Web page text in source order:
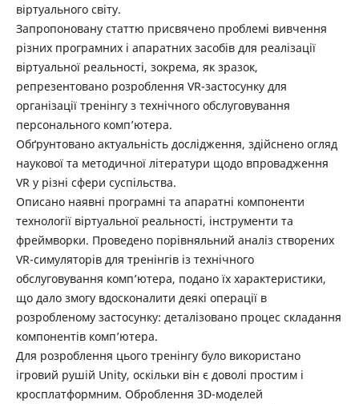
віртуального світу.
Запропоновану статтю присвячено проблемі вивчення
різних програмних і апаратних засобів для реалізації
віртуальної реальності, зокрема, як зразок,
репрезентовано розроблення VR-застосунку для
організації тренінгу з технічного обслуговування
персонального комп’ютера.
Обґрунтовано актуальність дослідження, здійснено огляд
наукової та методичної літератури щодо впровадження
VR у різні сфери суспільства.
Описано наявні програмні та апаратні компоненти
технології віртуальної реальності, інструменти та
фреймворки. Проведено порівняльний аналіз створених
VR-симуляторів для тренінгів із технічного
обслуговування комп’ютера, подано їх характеристики,
що дало змогу вдосконалити деякі операції в
розробленому застосунку: деталізовано процес складання
компонентів комп’ютера.
Для розроблення цього тренінгу було використано
ігровий рушій Unity, оскільки він є доволі простим і
кросплатформним. Оброблення 3D-моделей